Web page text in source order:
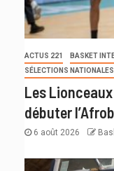
ACTUS 221 BASKET
SÉLECTIONS NATIONALES
Les
débuter
6 août 2026